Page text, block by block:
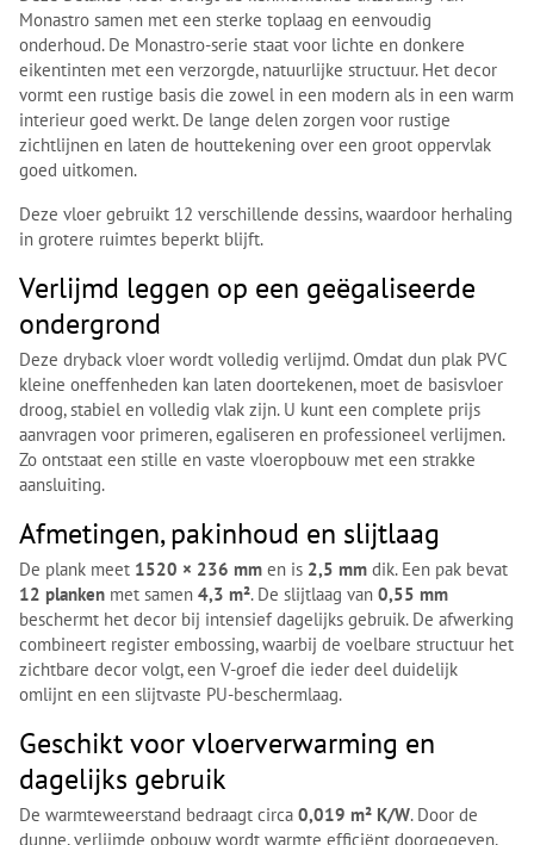
Monastro samen met een sterke toplaag en eenvoudig
onderhoud. De Monastro-serie staat voor lichte en donkere
eikentinten met een verzorgde, natuurlijke structuur. Het decor
vormt een rustige basis die zowel in een modern als in een warm
interieur goed werkt. De lange delen zorgen voor rustige
zichtlijnen en laten de houttekening over een groot oppervlak
goed uitkomen.
Deze vloer gebruikt 12 verschillende dessins, waardoor herhaling
in grotere ruimtes beperkt blijft.
Verlijmd leggen op een geëgaliseerde
ondergrond
Deze dryback vloer wordt volledig verlijmd. Omdat dun plak PVC
kleine oneffenheden kan laten doortekenen, moet de basisvloer
droog, stabiel en volledig vlak zijn. U kunt een complete prijs
aanvragen voor primeren, egaliseren en professioneel verlijmen.
Zo ontstaat een stille en vaste vloeropbouw met een strakke
aansluiting.
Afmetingen, pakinhoud en slijtlaag
De plank meet 1520 × 236 mm en is 2,5 mm dik. Een pak bevat
12 planken met samen 4,3 m². De slijtlaag van 0,55 mm
beschermt het decor bij intensief dagelijks gebruik. De afwerking
combineert register embossing, waarbij de voelbare structuur het
zichtbare decor volgt, een V-groef die ieder deel duidelijk
omlijnt en een slijtvaste PU-beschermlaag.
Geschikt voor vloerverwarming en
dagelijks gebruik
De warmteweerstand bedraagt circa 0,019 m² K/W. Door de
dunne, verlijmde opbouw wordt warmte efficiënt doorgegeven,